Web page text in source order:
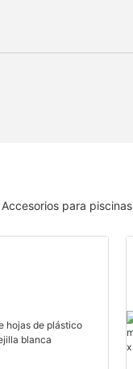
Accesorios para piscinas